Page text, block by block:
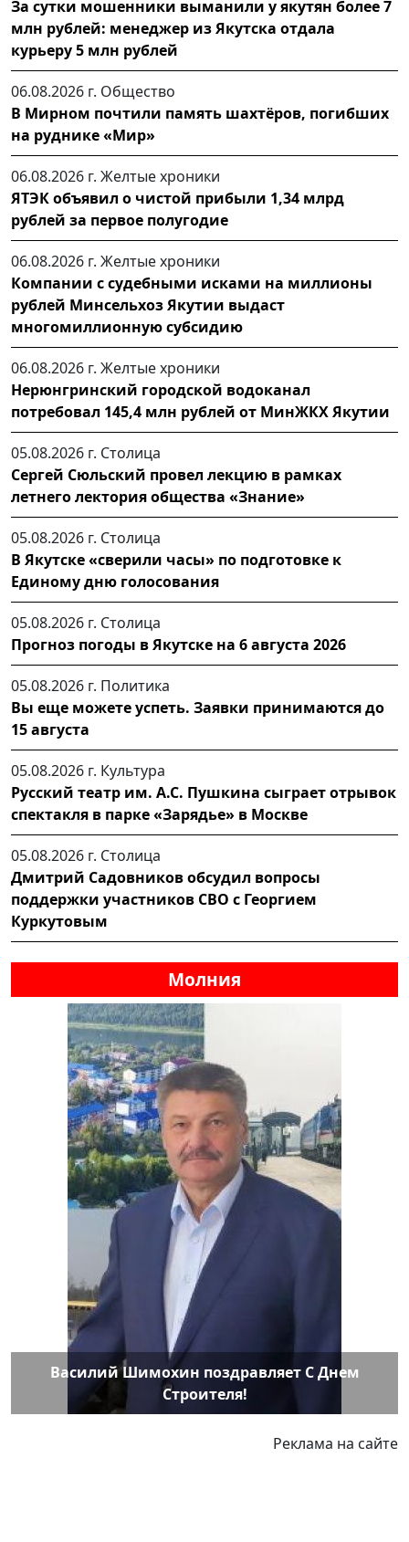
За сутки мошенники выманили у якутян более 7
млн рублей: менеджер из Якутска отдала
курьеру 5 млн рублей
06.08.2026 г. Общество
В Мирном почтили память шахтёров, погибших
на руднике «Мир»
06.08.2026 г. Желтые хроники
ЯТЭК объявил о чистой прибыли 1,34 млрд
рублей за первое полугодие
06.08.2026 г. Желтые хроники
Компании с судебными исками на миллионы
рублей Минсельхоз Якутии выдаст
многомиллионную субсидию
06.08.2026 г. Желтые хроники
Нерюнгринский городской водоканал
потребовал 145,4 млн рублей от МинЖКХ Якутии
05.08.2026 г. Столица
Сергей Сюльский провел лекцию в рамках
летнего лектория общества «Знание»
05.08.2026 г. Столица
В Якутске «сверили часы» по подготовке к
Единому дню голосования
05.08.2026 г. Столица
Прогноз погоды в Якутске на 6 августа 2026
05.08.2026 г. Политика
Вы еще можете успеть. Заявки принимаются до
15 августа
05.08.2026 г. Культура
Русский театр им. А.С. Пушкина сыграет отрывок
спектакля в парке «Зарядье» в Москве
05.08.2026 г. Столица
Дмитрий Садовников обсудил вопросы
поддержки участников СВО с Георгием
Куркутовым
Молния
Василий Шимохин поздравляет С Днем
Строителя!
Реклама на сайте